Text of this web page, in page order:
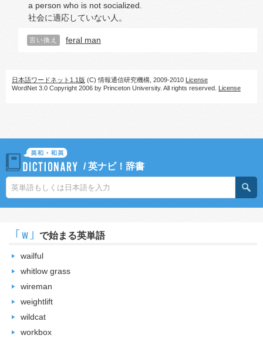
a person who is not socialized.
社会に適応していない人。
言い換え feral man
日本語ワードネット1.1版 (C) 情報通信研究機構, 2009-2010 License
WordNet 3.0 Copyright 2006 by Princeton University. All rights reserved. License
/英ナビ！辞書
｢w｣ で始まる英単語
wailful
whitlow grass
wireman
weightlift
wildcat
workbox